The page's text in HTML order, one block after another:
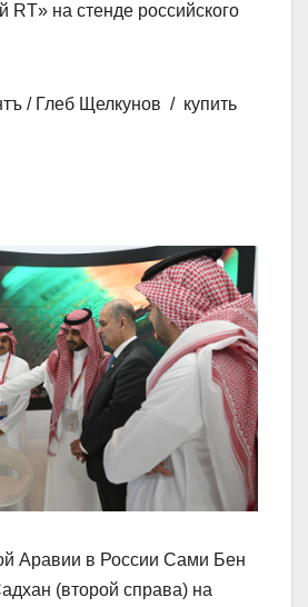
RT» на стенде российского
/ Глеб Щелкунов / купить
Аравии в России Сами Бен
(второй справа) на